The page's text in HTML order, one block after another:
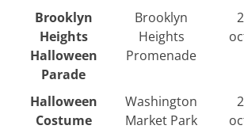
Brooklyn
Heights
Halloween
Parade
Brooklyn
Heights
Promenade
Halloween
Costume
Washington
Market Park